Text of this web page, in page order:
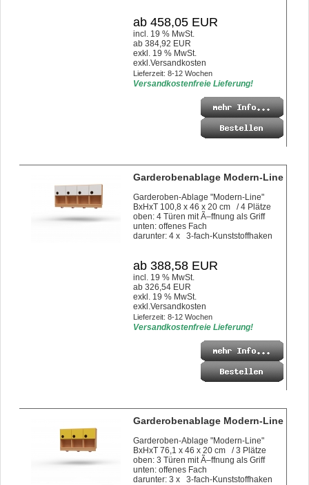
ab 458,05 EUR
incl. 19 % MwSt.
ab 384,92 EUR
exkl. 19 % MwSt.
exkl.Versandkosten
Lieferzeit: 8-12 Wochen
Versandkostenfreie Lieferung!
Garderobenablage Modern-Line
Garderoben-Ablage "Modern-Line"
BxHxT 100,8 x 46 x 20 cm / 4 Plätze
oben: 4 Türen mit Ã–ffnung als Griff
unten: offenes Fach
darunter: 4 x 3-fach-Kunststoffhaken
ab 388,58 EUR
incl. 19 % MwSt.
ab 326,54 EUR
exkl. 19 % MwSt.
exkl.Versandkosten
Lieferzeit: 8-12 Wochen
Versandkostenfreie Lieferung!
Garderobenablage Modern-Line
Garderoben-Ablage "Modern-Line"
BxHxT 76,1 x 46 x 20 cm / 3 Plätze
oben: 3 Türen mit Ã–ffnung als Griff
unten: offenes Fach
darunter: 3 x 3-fach-Kunststoffhaken